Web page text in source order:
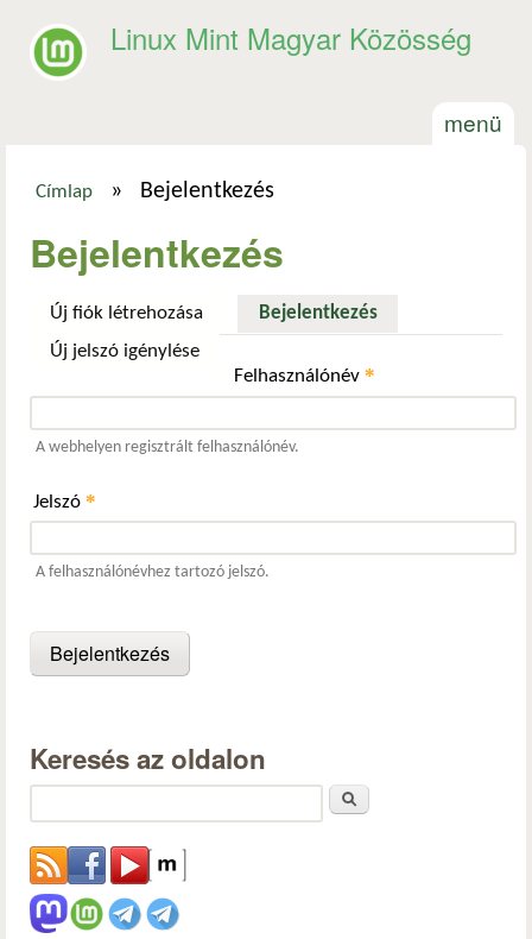
Linux Mint Magyar Közösség
menü
Címlap » Bejelentkezés
Bejelentkezés
Új fiók létrehozása Bejelentkezés(aktív fül)
Új jelszó igénylése
Felhasználónév*
A webhelyen regisztrált felhasználónév.
Jelszó *
A felhasználónévhez tartozó jelszó.
Keresés az oldalon